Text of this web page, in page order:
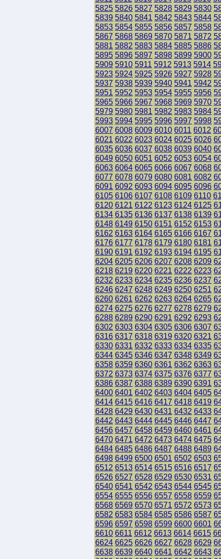
5825 5826 5827 5828 5829 5830
5839 5840 5841 5842 5843 5844
5853 5854 5855 5856 5857 5858
5867 5868 5869 5870 5871 5872
5881 5882 5883 5884 5885 5886
5895 5896 5897 5898 5899 5900
5909 5910 5911 5912 5913 5914
5923 5924 5925 5926 5927 5928
5937 5938 5939 5940 5941 5942
5951 5952 5953 5954 5955 5956
5965 5966 5967 5968 5969 5970
5979 5980 5981 5982 5983 5984
5993 5994 5995 5996 5997 5998
6007 6008 6009 6010 6011 6012
6021 6022 6023 6024 6025 6026
6035 6036 6037 6038 6039 6040
6049 6050 6051 6052 6053 6054
6063 6064 6065 6066 6067 6068
6077 6078 6079 6080 6081 6082
6091 6092 6093 6094 6095 6096
6105 6106 6107 6108 6109 6110
6120 6121 6122 6123 6124 6125
6134 6135 6136 6137 6138 6139
6148 6149 6150 6151 6152 6153
6162 6163 6164 6165 6166 6167
6176 6177 6178 6179 6180 6181
6190 6191 6192 6193 6194 6195
6204 6205 6206 6207 6208 6209
6218 6219 6220 6221 6222 6223
6232 6233 6234 6235 6236 6237
6246 6247 6248 6249 6250 6251
6260 6261 6262 6263 6264 6265
6274 6275 6276 6277 6278 6279
6288 6289 6290 6291 6292 6293
6302 6303 6304 6305 6306 6307
6316 6317 6318 6319 6320 6321
6330 6331 6332 6333 6334 6335
6344 6345 6346 6347 6348 6349
6358 6359 6360 6361 6362 6363
6372 6373 6374 6375 6376 6377
6386 6387 6388 6389 6390 6391
6400 6401 6402 6403 6404 6405
6414 6415 6416 6417 6418 6419
6428 6429 6430 6431 6432 6433
6442 6443 6444 6445 6446 6447
6456 6457 6458 6459 6460 6461
6470 6471 6472 6473 6474 6475
6484 6485 6486 6487 6488 6489
6498 6499 6500 6501 6502 6503
6512 6513 6514 6515 6516 6517
6526 6527 6528 6529 6530 6531
6540 6541 6542 6543 6544 6545
6554 6555 6556 6557 6558 6559
6568 6569 6570 6571 6572 6573
6582 6583 6584 6585 6586 6587
6596 6597 6598 6599 6600 6601
6610 6611 6612 6613 6614 6615
6624 6625 6626 6627 6628 6629
6638 6639 6640 6641 6642 6643